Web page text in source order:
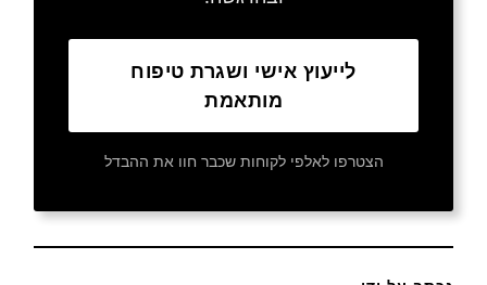
לייעוץ אישי ושגרת טיפוח
מותאמת
הצטרפו לאלפי לקוחות שכבר חוו את ההבדל